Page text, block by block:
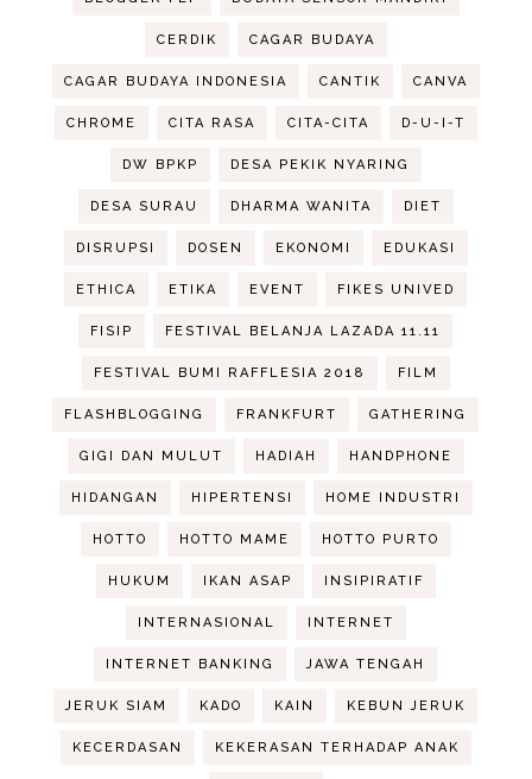
CERDIK CAGAR BUDAYA
CAGAR BUDAYA INDONESIA CANTIK CANVA
CHROME CITA RASA CITA-CITA D-U-I-T
DW BPKP DESA PEKIK NYARING
DESA SURAU DHARMA WANITA DIET
DISRUPSI DOSEN EKONOMI EDUKASI
ETHICA ETIKA EVENT FIKES UNIVED
FISIP FESTIVAL BELANJA LAZADA 11.11
FESTIVAL BUMI RAFFLESIA 2018 FILM
FLASHBLOGGING FRANKFURT GATHERING
GIGI DAN MULUT HADIAH HANDPHONE
HIDANGAN HIPERTENSI HOME INDUSTRI
HOTTO HOTTO MAME HOTTO PURTO
HUKUM IKAN ASAP INSIPIRATIF
INTERNASIONAL INTERNET
INTERNET BANKING JAWA TENGAH
JERUK SIAM KADO KAIN KEBUN JERUK
KECERDASAN KEKERASAN TERHADAP ANAK